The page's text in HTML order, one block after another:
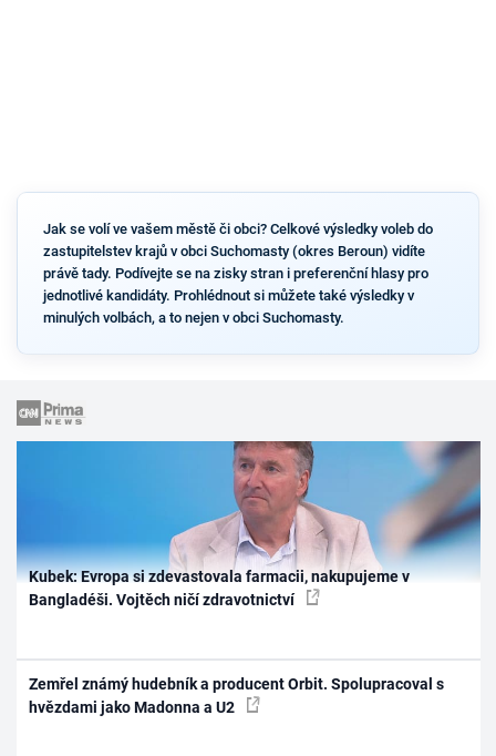
Jak se volí ve vašem městě či obci? Celkové výsledky voleb do
zastupitelstev krajů v obci Suchomasty (okres Beroun) vidíte
právě tady. Podívejte se na zisky stran i preferenční hlasy pro
jednotlivé kandidáty. Prohlédnout si můžete také výsledky v
minulých volbách, a to nejen v obci Suchomasty.
Kubek: Evropa si zdevastovala farmacii, nakupujeme v
Bangladéši. Vojtěch ničí zdravotnictví
Zemřel známý hudebník a producent Orbit. Spolupracoval s
hvězdami jako Madonna a U2